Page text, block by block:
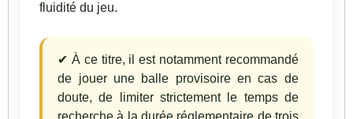
fluidité du jeu.
✔ À ce titre, il est notamment recommandé
de jouer une balle provisoire en cas de
doute, de limiter strictement le temps de